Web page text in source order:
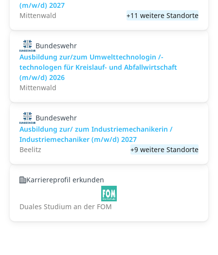
(m/w/d) 2027
Mittenwald
+11 weitere Standorte
Bundeswehr
Ausbildung zur/zum Umwelttechnologin /-
technologen für Kreislauf- und Abfallwirtschaft
(m/w/d) 2026
Mittenwald
Bundeswehr
Ausbildung zur/ zum Industriemechanikerin /
Industriemechaniker (m/w/d) 2027
Beelitz
+9 weitere Standorte
Karriereprofil erkunden
Duales Studium an der FOM